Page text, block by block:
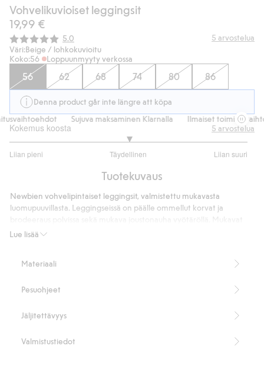
Vohvelikuvioiset leggingsit
19,99 €
Keskimääräinen luokitus:
5.0 5 arvostelua
Väri:Beige / lohkokuvioitu
Koko:56 Loppuunmyyty verkossa
56 62 68 74 80 86
Denna product går inte längre att köpa
Sujuva maksaminen Klarnalla Ilmaiset
Kokemus koosta
Liian pieni Täydellinen Liian suuri
/
ääneen
5 arvostelua
Tuotekuvaus
Lue lisää
Newbien vohvelipintaiset leggingsit, valmistettu mukavasta
luomupuuvillasta. Leggingseissä on päälle ommellut korvat ja
vauvojen leggingsit, joissa on käännetyt lahkeensuut ja koristenapit
Tuotenumero
Materiaali
Pesuohjeet
Jäljitettävyys
Valmistustiedot